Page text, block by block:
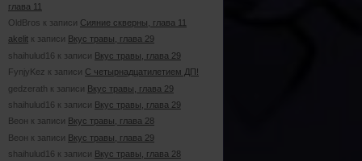
глава 11
OldBros к записи Сияние скверны, глава 11
akelit к записи Вкус травы, глава 29
shaihulud16 к записи Вкус травы, глава 29
FynjyKez к записи С четырнадцатилетием ДП!
gedzerath к записи Вкус травы, глава 29
shaihulud16 к записи Вкус травы, глава 29
Веон к записи Вкус травы, глава 28
Веон к записи Вкус травы, глава 29
shaihulud16 к записи Вкус травы, глава 28